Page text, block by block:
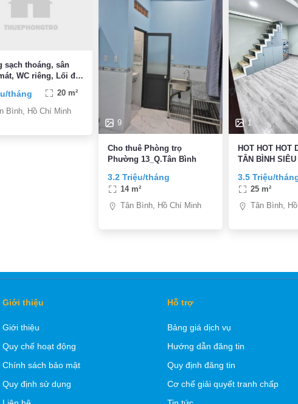
sạch thoáng, sân
WC riêng, Lối đi
thân
tháng 20 m²
Bình, Hồ Chí Minh
9
Cho thuê Phòng trọ
Phường 13_Q.Tân Bình
3.2 Triệu/tháng
14 m²
Tân Bình, Hồ Chí Minh
1
HOT HOT HOT
TÂN BÌNH SIÊU
3.5 Triệu/
25 m²
Tân Bình,
Giới thiệu
Giới thiệu
Quy chế hoạt động
Chính sách bảo mật
Quy định sử dụng
Hỗ trợ
Bảng giá dịch vụ
Hướng dẫn đăng tin
Quy định đăng tin
Cơ chế giải quyết tranh chấp